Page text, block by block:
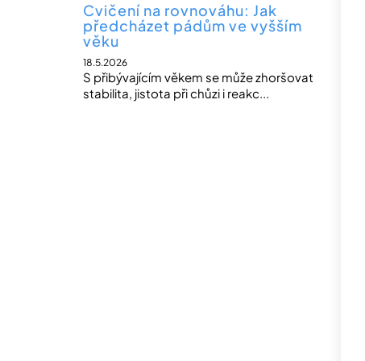
Cvičení na rovnováhu: Jak
předcházet pádům ve vyšším
věku
18.5.2026
S přibývajícím věkem se může zhoršovat
stabilita, jistota při chůzi i reakc...